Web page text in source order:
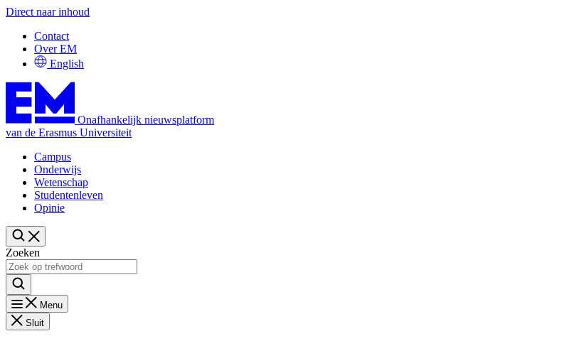
Direct naar inhoud
Contact
Over EM
English
Onafhankelijk nieuwsplatform
van de Erasmus Universiteit
Campus
Onderwijs
Wetenschap
Studentenleven
Opinie
Zoeken
Menu
Sluit